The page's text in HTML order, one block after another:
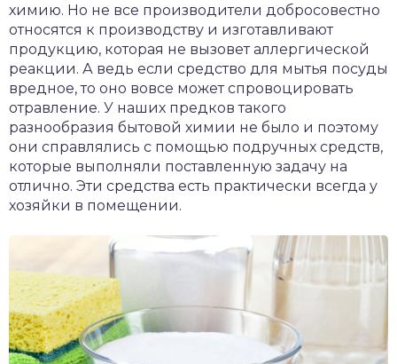
химию. Но не все производители добросовестно
относятся к производству и изготавливают
продукцию, которая не вызовет аллергической
реакции. А ведь если средство для мытья посуды
вредное, то оно вовсе может спровоцировать
отравление. У наших предков такого
разнообразия бытовой химии не было и поэтому
они справлялись с помощью подручных средств,
которые выполняли поставленную задачу на
отлично. Эти средства есть практически всегда у
хозяйки в помещении.